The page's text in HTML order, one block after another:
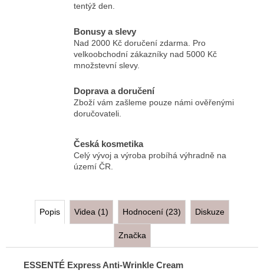
tentýž den.
Bonusy a slevy
Nad 2000 Kč doručení zdarma. Pro
velkoobchodní zákazníky nad 5000 Kč
množstevní slevy.
Doprava a doručení
Zboží vám zašleme pouze námi ověřenými
doručovateli.
Česká kosmetika
Celý vývoj a výroba probíhá výhradně na
území ČR.
Popis Videa (1) Hodnocení (23) Diskuze
Značka
ESSENTÉ Express Anti-Wrinkle Cream